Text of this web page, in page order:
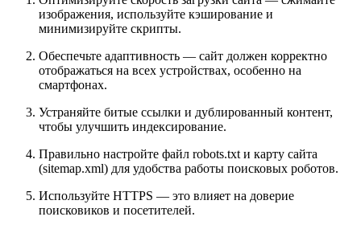
изображения, используйте кэширование и
минимизируйте скрипты.
Обеспечьте адаптивность — сайт должен корректно
отображаться на всех устройствах, особенно на
смартфонах.
Устраняйте битые ссылки и дублированный контент,
чтобы улучшить индексирование.
Правильно настройте файл robots.txt и карту сайта
(sitemap.xml) для удобства работы поисковых роботов.
Используйте HTTPS — это влияет на доверие
поисковиков и посетителей.